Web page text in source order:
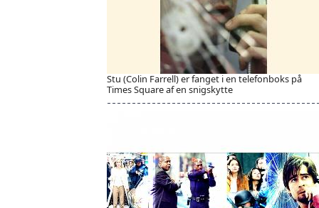
Stu (Colin Farrell) er fanget i en telefonboks på
Times Square af en snigskytte